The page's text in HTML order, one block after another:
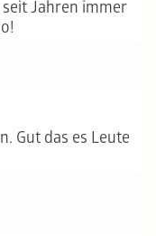
Jahren immer
Gut das es Leute